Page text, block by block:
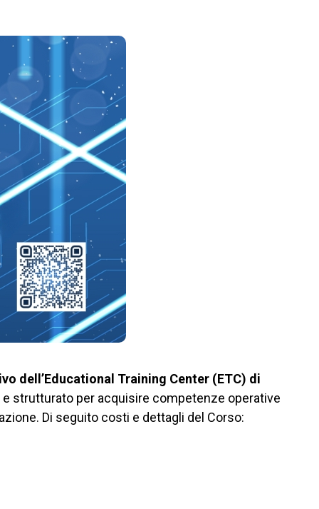
dell’Educational Training Center (ETC) di
e strutturato per acquisire competenze operative
Di seguito costi e dettagli del Corso: